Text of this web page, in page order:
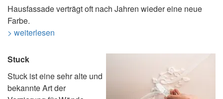
Hausfassade verträgt oft nach Jahren wieder eine neue
Farbe.
> weiterlesen
Stuck
Stuck ist eine sehr alte und
bekannte Art der